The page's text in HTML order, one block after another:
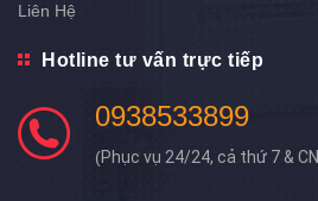
Liên Hệ
Hotline tư vấn trực tiếp
0938533899
(Phục vụ 24/24, cả thứ 7 & CN